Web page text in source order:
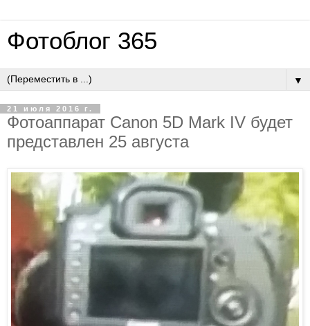
Фотоблог 365
▼
21 июля 2016 г.
Фотоаппарат Canon 5D Mark IV будет
представлен 25 августа